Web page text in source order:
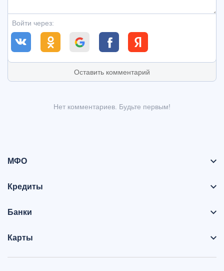
Войти через:
Оставить комментарий
Нет комментариев. Будьте первым!
МФО
Кредиты
Банки
Карты